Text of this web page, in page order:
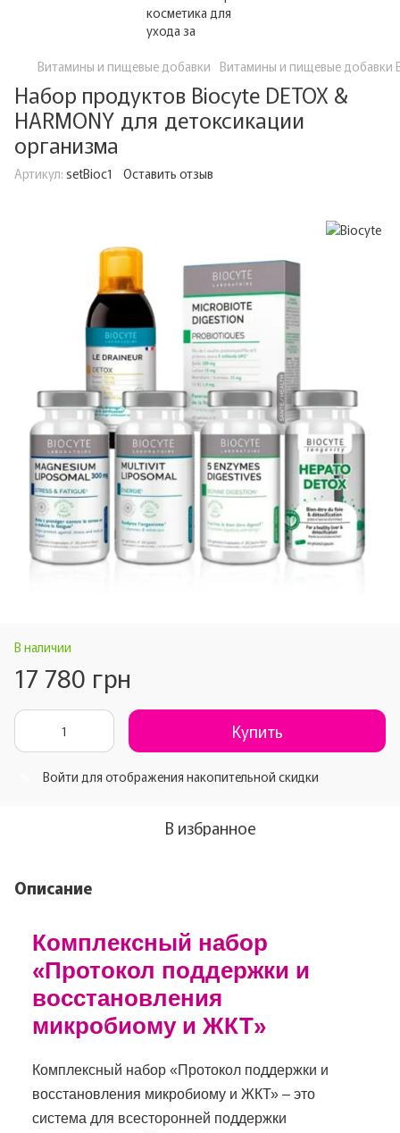
Витамины и пищевые добавки Витамины и пищевые добавки
Набор продуктов Biocyte DETOX &
HARMONY для детоксикации
организма
Артикул: setBioc1 Оставить отзыв
В наличии
17 780 грн
Купить
Войти для отображения накопительной скидки
В избранное
Описание
Комплексный набор
«Протокол поддержки и
восстановления
микробиому и ЖКТ»
Комплексный набор «Протокол поддержки и
восстановления микробиому и ЖКТ» – это
система для всесторонней поддержки